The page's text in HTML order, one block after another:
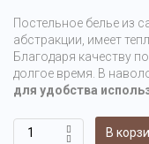
Постельное белье из
абстракции, имеет
Благодаря качеству
долгое время. В
для удобства
В